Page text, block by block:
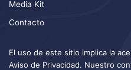
Media Kit
Contacto
El uso de este sitio implica la
Aviso de Privacidad. Nuestro